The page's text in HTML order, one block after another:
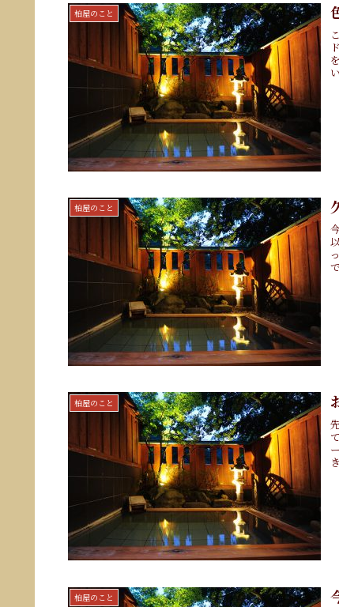
柏屋のこと
柏屋のこと
柏屋のこと
柏屋のこと